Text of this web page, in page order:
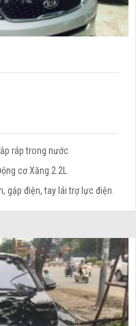
ráp trong nước
cơ Xăng 2.2L
gập điện, tay lái trợ lực điện.